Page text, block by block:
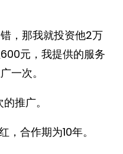
，那我就投资他2万
元，我提供的服务
一次。
推广。
合作期为10年。